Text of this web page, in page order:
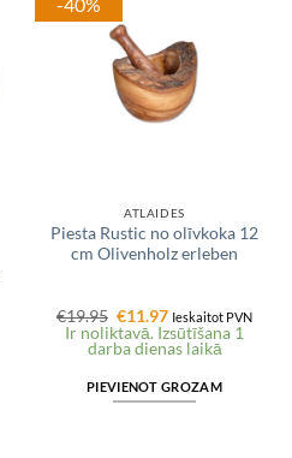
ATLAIDES
Piesta Rustic no olīvkoka 12
cm Olivenholz erleben
€19.95 Original
price
was:
€11.97Current
price
is:
Ieskaitot PVN
Ir noliktavā. Izsūtīšana 1
darba dienas laikā
PIEVIENOT GROZAM